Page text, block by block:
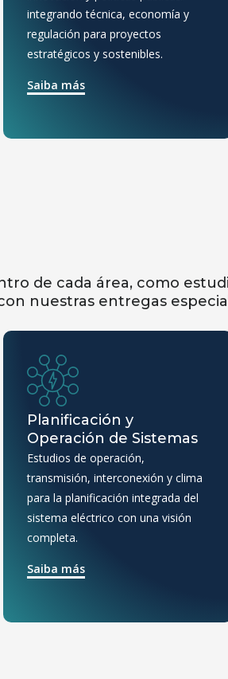
integrando técnica, economía y
regulación para proyectos
estratégicos y sostenibles.
Saiba más
de cada área, como
nuestras entregas
Planificación y
Operación de Sistemas
Estudios de operación,
transmisión, interconexión y clima
para la planificación integrada del
sistema eléctrico con una visión
completa.
Saiba más